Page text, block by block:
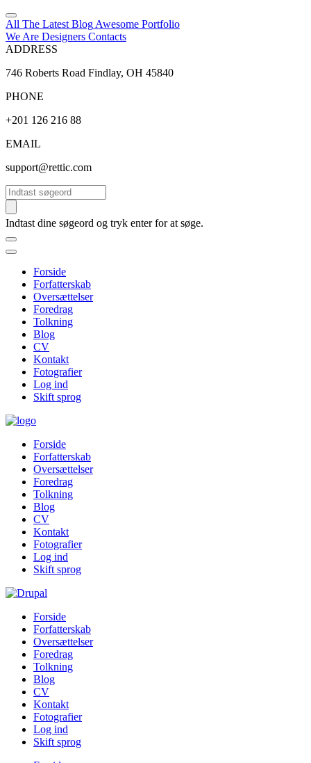
All The Latest Blog Awesome Portfolio
We Are Designers Contacts
ADDRESS
746 Roberts Road Findlay, OH 45840
PHONE
+201 126 216 88
EMAIL
support@rettic.com
Søg
Indtast dine søgeord og tryk enter for at søge.
Forside
Forfatterskab
Oversættelser
Foredrag
Tolkning
Blog
CV
Kontakt
Fotografier
Log ind
Skift sprog
Forside
Forfatterskab
Oversættelser
Foredrag
Tolkning
Blog
CV
Kontakt
Fotografier
Log ind
Skift sprog
Forside
Forfatterskab
Oversættelser
Foredrag
Tolkning
Blog
CV
Kontakt
Fotografier
Log ind
Skift sprog